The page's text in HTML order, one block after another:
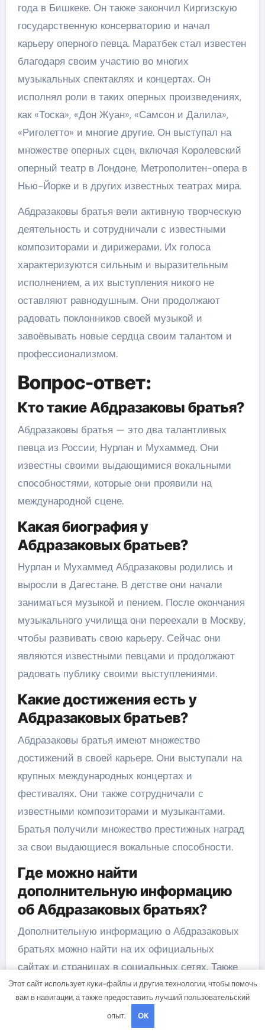
года в Бишкеке. Он также закончил Киргизскую
государственную консерваторию и начал
карьеру оперного певца. Маратбек стал известен
благодаря своим участию во многих
музыкальных спектаклях и концертах. Он
исполнял роли в таких оперных произведениях,
как «Тоска», «Дон Жуан», «Самсон и Далила»,
«Риголетто» и многие другие. Он выступал на
множестве оперных сцен, включая Королевский
оперный театр в Лондоне, Метрополитен-опера в
Нью-Йорке и в других известных театрах мира.
Абдразаковы братья вели активную творческую
деятельность и сотрудничали с известными
композиторами и дирижерами. Их голоса
характеризуются сильным и выразительным
исполнением, а их выступления никого не
оставляют равнодушным. Они продолжают
радовать поклонников своей музыкой и
завоёвывать новые сердца своим талантом и
профессионализмом.
Вопрос-ответ:
Кто такие Абдразаковы братья?
Абдразаковы братья — это два талантливых
певца из России, Нурлан и Мухаммед. Они
известны своими выдающимися вокальными
способностями, которые они проявили на
международной сцене.
Какая биография у
Абдразаковых братьев?
Нурлан и Мухаммед Абдразаковы родились и
выросли в Дагестане. В детстве они начали
заниматься музыкой и пением. После окончания
музыкального училища они переехали в Москву,
чтобы развивать свою карьеру. Сейчас они
являются известными певцами и продолжают
радовать публику своими выступлениями.
Какие достижения есть у
Абдразаковых братьев?
Абдразаковы братья имеют множество
достижений в своей карьере. Они выступали на
крупных международных концертах и
фестивалях. Они также сотрудничали с
известными композиторами и музыкантами.
Братья получили множество престижных наград
за свои выдающиеся вокальные способности.
Где можно найти
дополнительную информацию
об Абдразаковых братьях?
Дополнительную информацию о Абдразаковых
братьях можно найти на их официальных
сайтах и страницах в социальных сетях. Также
можно прочитать интервью и статьи о них в
музыкальных журналах и в других источниках
Этот сайт использует куки-файлы и другие технологии, чтобы помочь
вам в навигации, а также предоставить лучший пользовательский
опыт.
OK